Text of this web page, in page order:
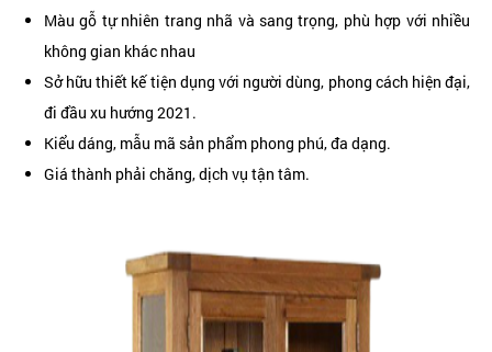
Màu gỗ tự nhiên trang nhã và sang trọng, phù hợp với nhiều
không gian khác nhau
Sở hữu thiết kế tiện dụng với người dùng, phong cách hiện đại,
đi đầu xu hướng 2021.
Kiểu dáng, mẫu mã sản phẩm phong phú, đa dạng.
Giá thành phải chăng, dịch vụ tận tâm.